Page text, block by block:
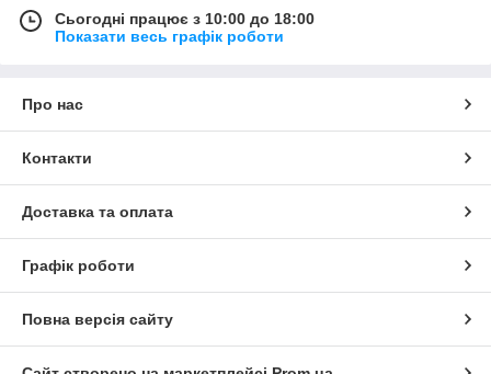
Сьогодні працює з 10:00 до 18:00
Показати весь графік роботи
Про нас
Контакти
Доставка та оплата
Графік роботи
Повна версія сайту